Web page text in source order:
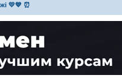
💛💙 ⏰